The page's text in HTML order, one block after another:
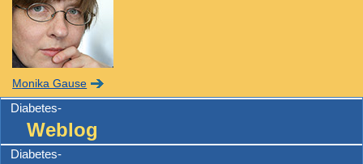
Monika Gause
Diabetes-
Weblog
Diabetes-